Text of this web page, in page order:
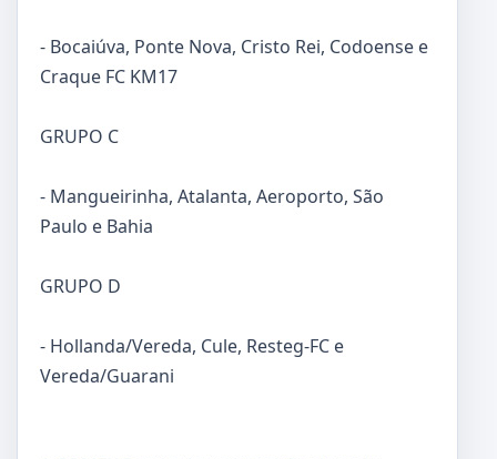
- Bocaiúva, Ponte Nova, Cristo Rei, Codoense e
Craque FC KM17
GRUPO C
- Mangueirinha, Atalanta, Aeroporto, São
Paulo e Bahia
GRUPO D
- Hollanda/Vereda, Cule, Resteg-FC e
Vereda/Guarani